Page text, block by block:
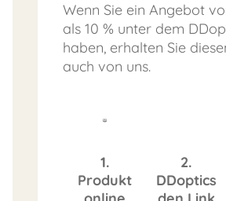
Wenn Sie ein Angebot
als 10 % unter dem
haben, erhalten Sie
auch von uns.
1.
Produkt
2.
DDoptics